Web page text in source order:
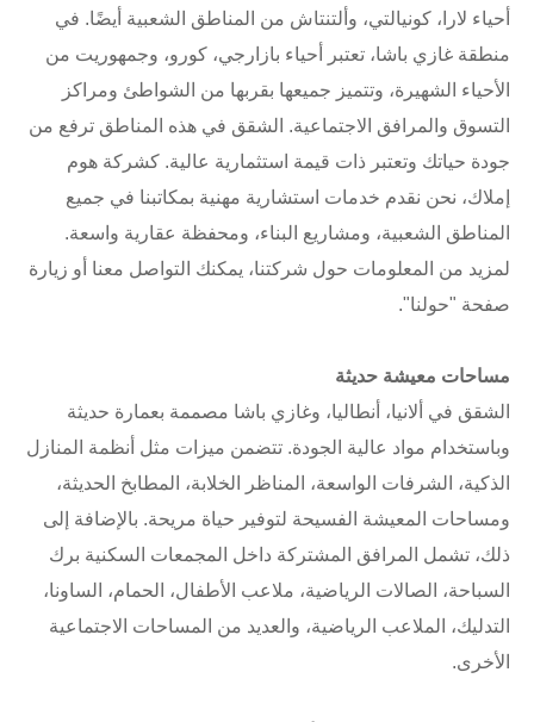
أحياء لارا، كونيالتي، وألتنتاش من المناطق الشعبية أيضًا. في
منطقة غازي باشا، تعتبر أحياء بازارجي، كورو، وجمهوريت من
الأحياء الشهيرة، وتتميز جميعها بقربها من الشواطئ ومراكز
التسوق والمرافق الاجتماعية. الشقق في هذه المناطق ترفع من
جودة حياتك وتعتبر ذات قيمة استثمارية عالية. كشركة هوم
إملاك، نحن نقدم خدمات استشارية مهنية بمكاتبنا في جميع
المناطق الشعبية، ومشاريع البناء، ومحفظة عقارية واسعة.
لمزيد من المعلومات حول شركتنا، يمكنك التواصل معنا أو زيارة
صفحة "حولنا".
مساحات معيشة حديثة
الشقق في ألانيا، أنطاليا، وغازي باشا مصممة بعمارة حديثة
وباستخدام مواد عالية الجودة. تتضمن ميزات مثل أنظمة المنازل
الذكية، الشرفات الواسعة، المناظر الخلابة، المطابخ الحديثة،
ومساحات المعيشة الفسيحة لتوفير حياة مريحة. بالإضافة إلى
ذلك، تشمل المرافق المشتركة داخل المجمعات السكنية برك
السباحة، الصالات الرياضية، ملاعب الأطفال، الحمام، الساونا،
التدليك، الملاعب الرياضية، والعديد من المساحات الاجتماعية
الأخرى.